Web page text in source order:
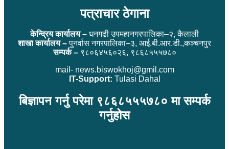
पत्राचार ठेगाना
केन्द्रिय कार्यालय – धनगढी उपमहानगरपालिका–२, कैलाली
शाखा कार्यालय –पुनर्वास नगरपालिका–३, आई.बी.आर.डी.,कञ्चनपुर
सम्पर्क –९८०६४५६०२६, ९८६८५५५७८०
mail- news.biswokhoj@gmil.com
IT-Support: Tulasi Dahal
बिज्ञापन गर्नु परेमा ९८६८५५५७८० मा सम्पर्क
गर्नुहोस